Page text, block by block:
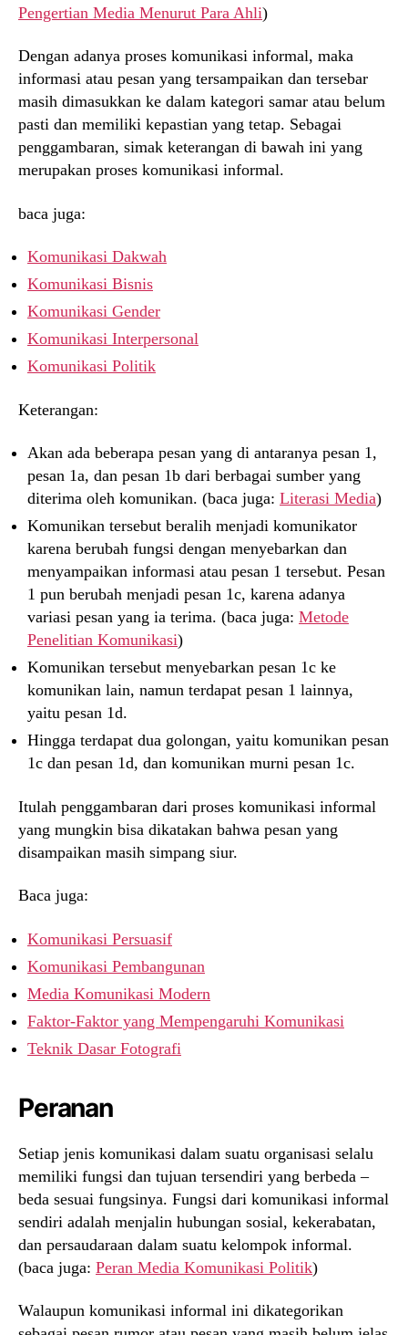
Pengertian Media Menurut Para Ahli)
Dengan adanya proses komunikasi informal, maka
informasi atau pesan yang tersampaikan dan tersebar
masih dimasukkan ke dalam kategori samar atau belum
pasti dan memiliki kepastian yang tetap. Sebagai
penggambaran, simak keterangan di bawah ini yang
merupakan proses komunikasi informal.
baca juga:
Komunikasi Dakwah
Komunikasi Bisnis
Komunikasi Gender
Komunikasi Interpersonal
Komunikasi Politik
Keterangan:
Akan ada beberapa pesan yang di antaranya pesan 1,
pesan 1a, dan pesan 1b dari berbagai sumber yang
diterima oleh komunikan. (baca juga: Literasi Media)
Komunikan tersebut beralih menjadi komunikator
karena berubah fungsi dengan menyebarkan dan
menyampaikan informasi atau pesan 1 tersebut. Pesan
1 pun berubah menjadi pesan 1c, karena adanya
variasi pesan yang ia terima. (baca juga: Metode
Penelitian Komunikasi)
Komunikan tersebut menyebarkan pesan 1c ke
komunikan lain, namun terdapat pesan 1 lainnya,
yaitu pesan 1d.
Hingga terdapat dua golongan, yaitu komunikan pesan
1c dan pesan 1d, dan komunikan murni pesan 1c.
Itulah penggambaran dari proses komunikasi informal
yang mungkin bisa dikatakan bahwa pesan yang
disampaikan masih simpang siur.
Baca juga:
Komunikasi Persuasif
Komunikasi Pembangunan
Media Komunikasi Modern
Faktor-Faktor yang Mempengaruhi Komunikasi
Teknik Dasar Fotografi
Peranan
Setiap jenis komunikasi dalam suatu organisasi selalu
memiliki fungsi dan tujuan tersendiri yang berbeda –
beda sesuai fungsinya. Fungsi dari komunikasi informal
sendiri adalah menjalin hubungan sosial, kekerabatan,
dan persaudaraan dalam suatu kelompok informal.
(baca juga: Peran Media Komunikasi Politik)
Walaupun komunikasi informal ini dikategorikan